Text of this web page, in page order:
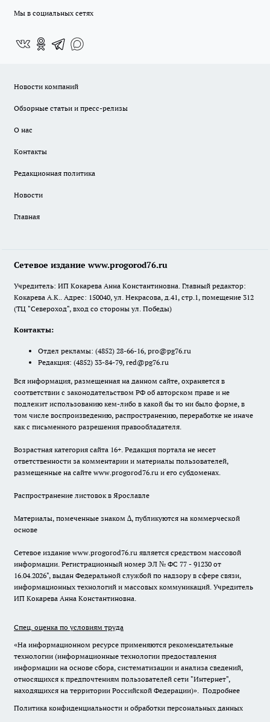
Мы в социальных сетях
Новости компаний
Обзорные статьи и пресс-релизы
О нас
Контакты
Редакционная политика
Новости
Главная
Сетевое издание www.progorod76.ru
Учредитель: ИП Кокарева Анна Константиновна. Главный редактор:
Кокарева А.К.. Адрес: 150040, ул. Некрасова, д.41, стр.1, помещение 312
(ТЦ "Североход", вход со стороны ул. Победы)
Контакты:
Отдел рекламы: (4852) 28-66-16, pro@pg76.ru
Редакция: (4852) 33-84-79, red@pg76.ru
Вся информация, размещенная на данном сайте, охраняется в
соответствии с законодательством РФ об авторском праве и не
подлежит использованию кем-либо в какой бы то ни было форме, в
том числе воспроизведению, распространению, переработке не иначе
как с письменного разрешения правообладателя.
Возрастная категория сайта 16+. Редакция портала не несет
ответственности за комментарии и материалы пользователей,
размещенные на сайте www.progorod76.ru и его субдоменах.
Распространение листовок в Ярославле
Материалы, помеченные знаком ∆, публикуются на коммерческой
основе
Сетевое издание www.progorod76.ru является средством массовой
информации. Регистрационный номер ЭЛ № ФС 77 - 91230 от
16.04.2026", выдан Федеральной службой по надзору в сфере связи,
информационных технологий и массовых коммуникаций. Учредитель
ИП Кокарева Анна Константиновна.
Спец. оценка по условиям труда
«На информационном ресурсе применяются рекомендательные
технологии (информационные технологии предоставления
информации на основе сбора, систематизации и анализа сведений,
относящихся к предпочтениям пользователей сети "Интернет",
находящихся на территории Российской Федерации)». Подробнее
Политика конфиденциальности и обработки персональных данных